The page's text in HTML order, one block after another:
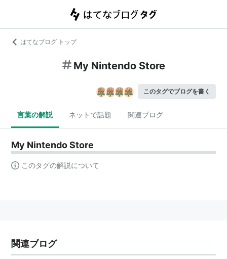
はてなブログ トップ
My Nintendo Store
このタグでブログを書く
言葉の解説 ネットで話題 関連ブログ
My Nintendo Store
このタグの解説について
関連ブログ